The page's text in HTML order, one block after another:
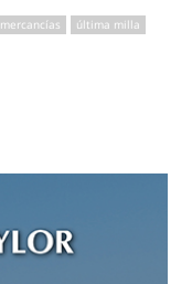
mercancías última milla